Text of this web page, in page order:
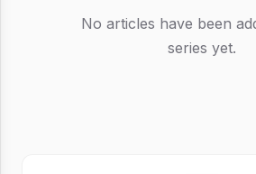
No articles have been
series yet.